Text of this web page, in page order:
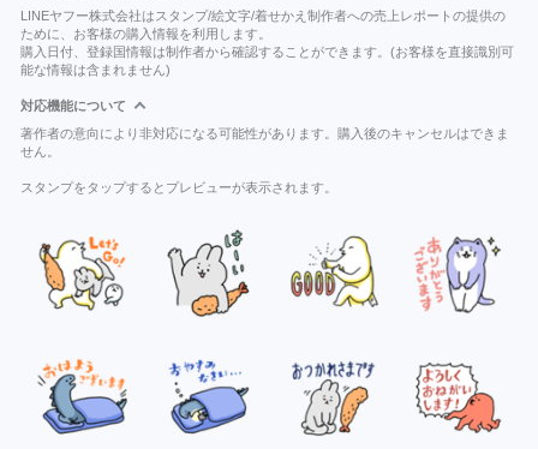
LINEヤフー株式会社はスタンプ/絵文字/着せかえ制作者への売上レポートの提供の
ために、お客様の購入情報を利用します。
購入日付、登録国情報は制作者から確認することができます。(お客様を直接識別可
能な情報は含まれません)
対応機能について
著作者の意向により非対応になる可能性があります。購入後のキャンセルはできま
せん。
スタンプをタップするとプレビューが表示されます。